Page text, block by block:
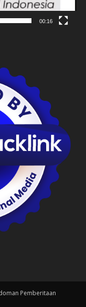
00:16
Pemberitaan